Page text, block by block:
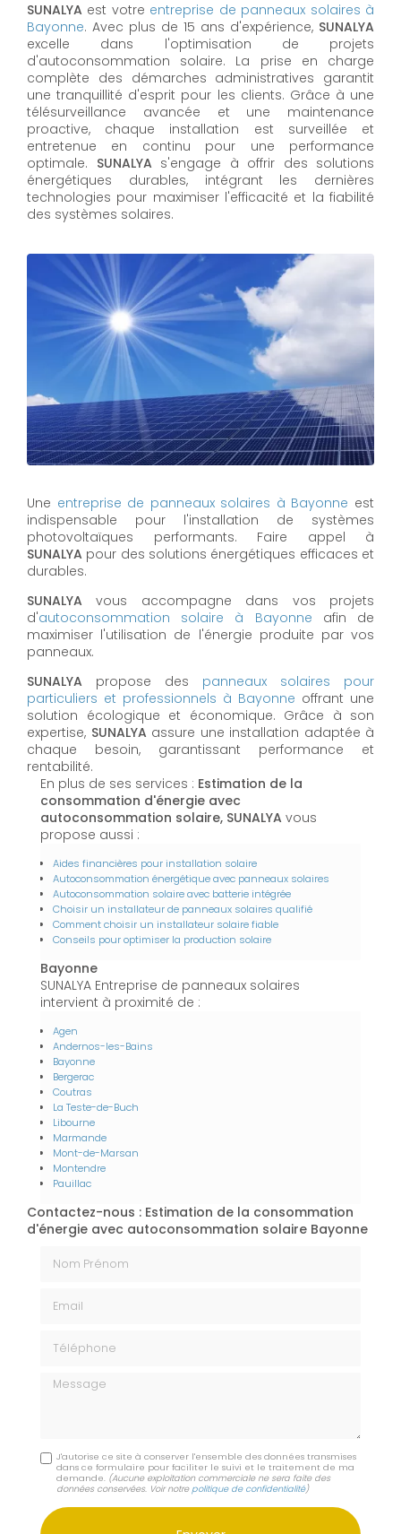
SUNALYA est votre entreprise de panneaux solaires à
Bayonne. Avec plus de 15 ans d'expérience, SUNALYA
excelle dans l'optimisation de projets
d'autoconsommation solaire. La prise en charge
complète des démarches administratives garantit
une tranquillité d'esprit pour les clients. Grâce à une
télésurveillance avancée et une maintenance
proactive, chaque installation est surveillée et
entretenue en continu pour une performance
optimale. SUNALYA s'engage à offrir des solutions
énergétiques durables, intégrant les dernières
technologies pour maximiser l'efficacité et la fiabilité
des systèmes solaires.
Une entreprise de panneaux solaires à Bayonne est
indispensable pour l'installation de systèmes
photovoltaïques performants. Faire appel à
SUNALYA pour des solutions énergétiques efficaces et
durables.
SUNALYA vous accompagne dans vos projets
d'autoconsommation solaire à Bayonne afin de
maximiser l'utilisation de l'énergie produite par vos
panneaux.
SUNALYA propose des panneaux solaires pour
particuliers et professionnels à Bayonne offrant une
solution écologique et économique. Grâce à son
expertise, SUNALYA assure une installation adaptée à
chaque besoin, garantissant performance et
rentabilité.
En plus de ses services : Estimation de la
consommation d'énergie avec
autoconsommation solaire, SUNALYA vous
propose aussi :
Aides financières pour installation solaire
Autoconsommation énergétique avec panneaux solaires
Autoconsommation solaire avec batterie intégrée
Choisir un installateur de panneaux solaires qualifié
Comment choisir un installateur solaire fiable
Conseils pour optimiser la production solaire
Bayonne
SUNALYA Entreprise de panneaux solaires
intervient à proximité de :
Agen
Andernos-les-Bains
Bayonne
Bergerac
Coutras
La Teste-de-Buch
Libourne
Marmande
Mont-de-Marsan
Montendre
Pauillac
Contactez-nous : Estimation de la consommation
d'énergie avec autoconsommation solaire Bayonne
Message
J'autorise ce site à conserver l'ensemble des données transmises
dans ce formulaire pour faciliter le suivi et le traitement de ma
demande. (Aucune exploitation commerciale ne sera faite des
données conservées. Voir notre politique de confidentialité)